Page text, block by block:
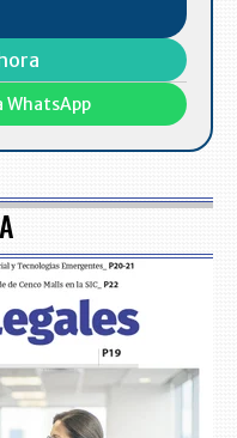
WhatsApp